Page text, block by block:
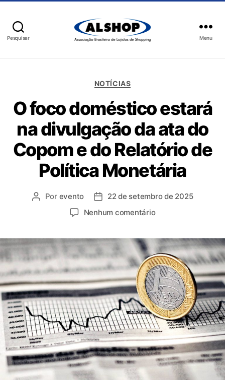
Pesquisar Menu
NOTÍCIAS
O foco doméstico estará
na divulgação da ata do
Copom e do Relatório de
Política Monetária
Por evento
22 de setembro de 2025
Nenhum comentário